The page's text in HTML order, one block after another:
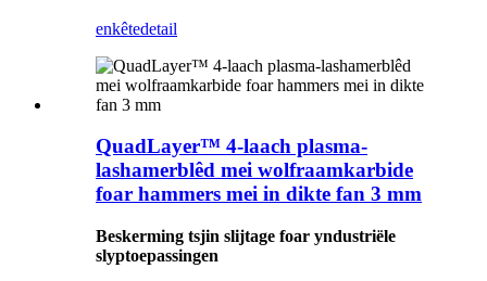
enkêtedetail
QuadLayer™ 4-laach plasma-
lashamerblêd mei wolfraamkarbide
foar hammers mei in dikte fan 3 mm
Beskerming tsjin slijtage foar yndustriële
slyptoepassingen